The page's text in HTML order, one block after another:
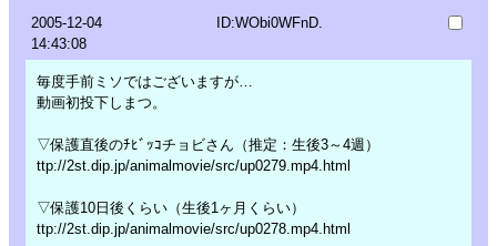
2005-12-04
14:43:08
ID:WObi0WFnD.
毎度手前ミソではございますが…
動画初投下しまつ。
▽保護直後のﾁﾋﾞｯｺチョビさん（推定：生後3～4週）
ttp://2st.dip.jp/animalmovie/src/up0279.mp4.html
▽保護10日後くらい（生後1ヶ月くらい）
ttp://2st.dip.jp/animalmovie/src/up0278.mp4.html